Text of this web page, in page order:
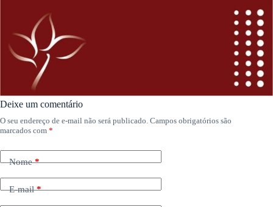
Deixe um comentário
O seu endereço de e-mail não será publicado. Campos obrigatórios são
marcados com *
Nome*
E-mail*